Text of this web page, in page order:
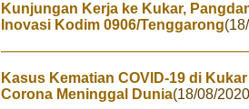
Kunjungan Kerja ke Kukar,
Inovasi Kodim 0906/Tenggarong
Kasus Kematian COVID-19 di
Corona Meninggal Dunia(18/08/